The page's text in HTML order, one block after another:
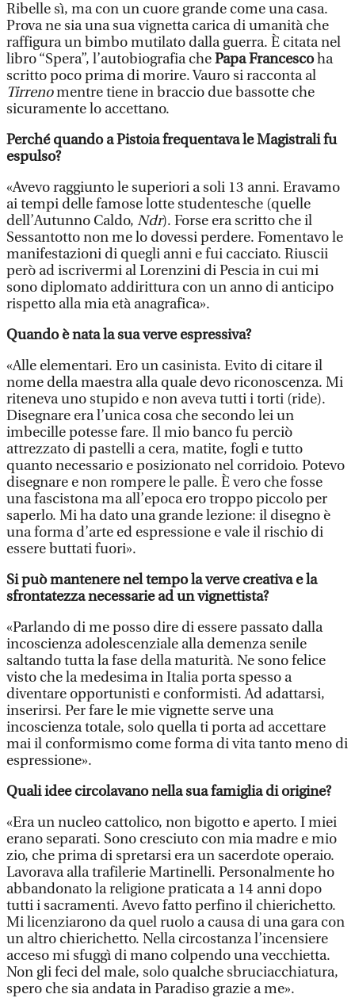
Ribelle sì, ma con un cuore grande come una casa.
Prova ne sia una sua vignetta carica di umanità che
raffigura un bimbo mutilato dalla guerra. È citata nel
libro “Spera”, l’autobiografia chePapa Francescoha
scritto poco prima di morire. Vauro si racconta al
Tirrenomentre tiene in braccio due bassotte che
sicuramente lo accettano.
Perché quando a Pistoia frequentava le Magistrali fu
espulso?
«Avevo raggiunto le superiori a soli 13 anni. Eravamo
ai tempi delle famose lotte studentesche (quelle
dell’Autunno Caldo, Ndr). Forse era scritto che il
Sessantotto non me lo dovessi perdere. Fomentavo le
manifestazioni di quegli anni e fui cacciato. Riuscii
però ad iscrivermi al Lorenzini di Pescia in cui mi
sono diplomato addirittura con un anno di anticipo
rispetto alla mia età anagrafica».
Quando è nata la sua verve espressiva?
«Alle elementari. Ero un casinista. Evito di citare il
nome della maestra alla quale devo riconoscenza. Mi
riteneva uno stupido e non aveva tutti i torti (ride).
Disegnare era l’unica cosa che secondo lei un
imbecille potesse fare. Il mio banco fu perciò
attrezzato di pastelli a cera, matite, fogli e tutto
quanto necessario e posizionato nel corridoio. Potevo
disegnare e non rompere le palle. È vero che fosse
una fascistona ma all’epoca ero troppo piccolo per
saperlo. Mi ha dato una grande lezione: il disegno è
una forma d’arte ed espressione e vale il rischio di
essere buttati fuori».
Si può mantenere nel tempo la verve creativa e la
sfrontatezza necessarie ad un vignettista?
«Parlando di me posso dire di essere passato dalla
incoscienza adolescenziale alla demenza senile
saltando tutta la fase della maturità. Ne sono felice
visto che la medesima in Italia porta spesso a
diventare opportunisti e conformisti. Ad adattarsi,
inserirsi. Per fare le mie vignette serve una
incoscienza totale, solo quella ti porta ad accettare
mai il conformismo come forma di vita tanto meno di
espressione».
Quali idee circolavano nella sua famiglia di origine?
«Era un nucleo cattolico, non bigotto e aperto. I miei
erano separati. Sono cresciuto con mia madre e mio
zio, che prima di spretarsi era un sacerdote operaio.
Lavorava alla trafilerie Martinelli. Personalmente ho
abbandonato la religione praticata a 14 anni dopo
tutti i sacramenti. Avevo fatto perfino il chierichetto.
Mi licenziarono da quel ruolo a causa di una gara con
un altro chierichetto. Nella circostanza l’incensiere
acceso mi sfuggì di mano colpendo una vecchietta.
Non gli feci del male, solo qualche sbruciacchiatura,
spero che sia andata in Paradiso grazie a me».